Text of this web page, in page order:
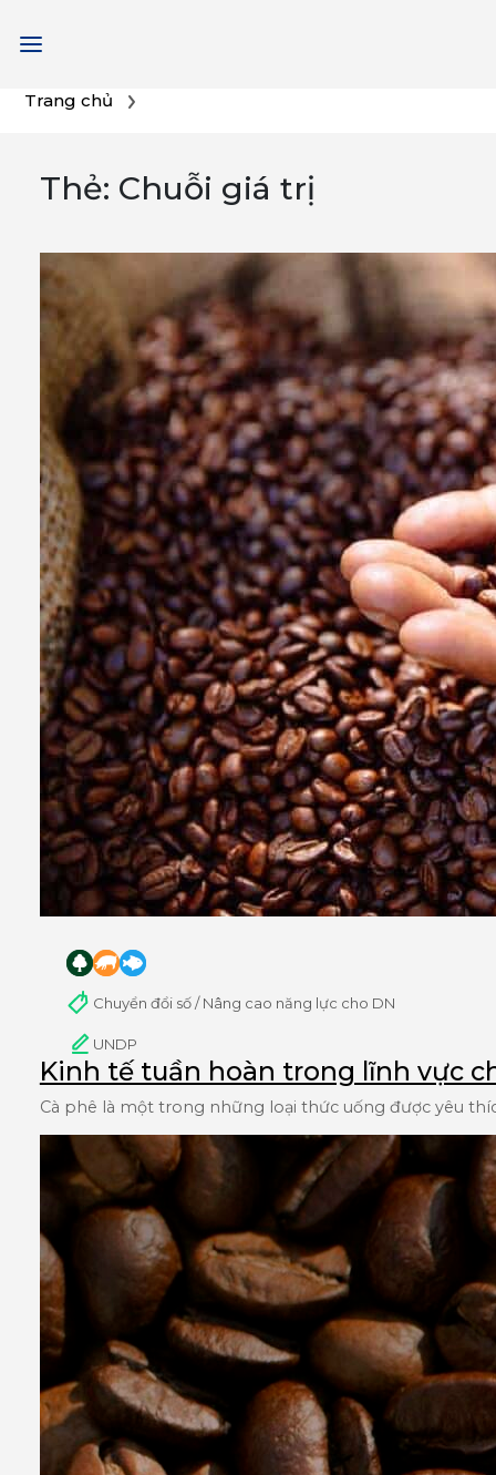
Chuyển
Trang chủ
Thẻ: Chuỗi giá trị
Chuyển đổi số / Nâng cao năng lực cho DN
UNDP
Kinh tế tuần hoàn trong lĩnh vực
Cà phê là một trong những loại thức uống được yêu